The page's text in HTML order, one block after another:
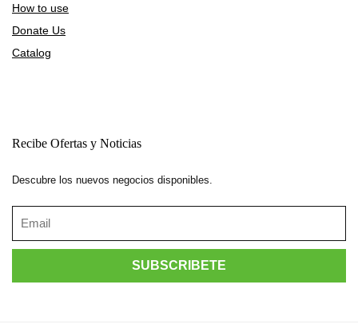
How to use
Donate Us
Catalog
Recibe Ofertas y Noticias
Descubre los nuevos negocios disponibles.